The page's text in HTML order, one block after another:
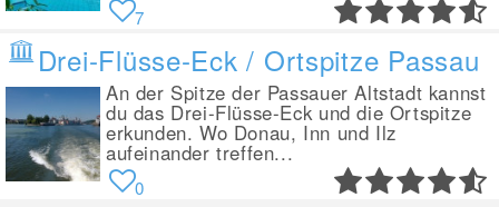
7
Drei-Flüsse-Eck / Ortspitze Passau
An der Spitze der Passauer Altstadt kannst
du das Drei-Flüsse-Eck und die Ortspitze
erkunden. Wo Donau, Inn und Ilz
aufeinander treffen...
0